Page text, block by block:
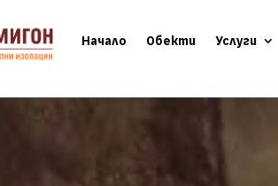
Начало Обекти Услуги